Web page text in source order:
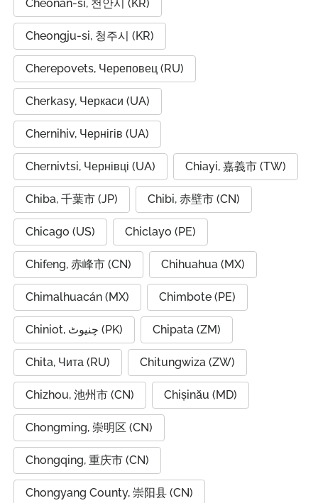
Cheonan-si, 천안시 (KR)
Cheongju-si, 청주시 (KR)
Cherepovets, Череповец (RU)
Cherkasy, Черкаси (UA)
Chernihiv, Чернігів (UA)
Chernivtsi, Чернівці (UA) Chiayi, 嘉義市 (TW)
Chiba, 千葉市 (JP) Chibi, 赤壁市 (CN)
Chicago (US) Chiclayo (PE)
Chifeng, 赤峰市 (CN) Chihuahua (MX)
Chimalhuacán (MX) Chimbote (PE)
Chiniot, چنیوٹ (PK) Chipata (ZM)
Chita, Чита (RU) Chitungwiza (ZW)
Chizhou, 池州市 (CN) Chișinău (MD)
Chongming, 崇明区 (CN)
Chongqing, 重庆市 (CN)
Chongyang County, 崇阳县 (CN)